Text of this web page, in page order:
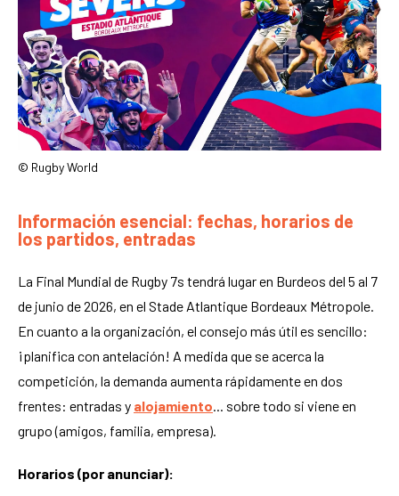
© Rugby World
Información esencial: fechas, horarios de
los partidos, entradas
La Final Mundial de Rugby 7s tendrá lugar en Burdeos del 5 al 7
de junio de 2026, en el Stade Atlantique Bordeaux Métropole.
En cuanto a la organización, el consejo más útil es sencillo:
¡planifica con antelación! A medida que se acerca la
competición, la demanda aumenta rápidamente en dos
frentes: entradas y alojamiento... sobre todo si viene en
grupo (amigos, familia, empresa).
Horarios (por anunciar):